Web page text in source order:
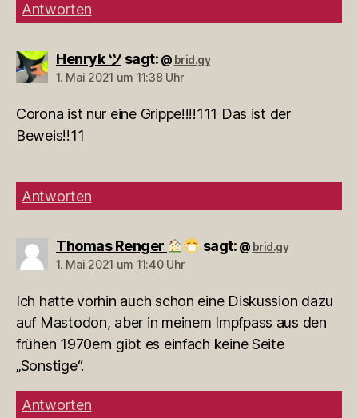
Antworten
Henryk ツ sagt: @ brid.gy
1. Mai 2021 um 11:38 Uhr
Corona ist nur eine Grippe!!!!111 Das ist der
Beweis!!11
Antworten
Thomas Renger sagt: @ brid.gy
1. Mai 2021 um 11:40 Uhr
Ich hatte vorhin auch schon eine Diskussion dazu
auf Mastodon, aber in meinem Impfpass aus den
frühen 1970ern gibt es einfach keine Seite
„Sonstige“.
Antworten